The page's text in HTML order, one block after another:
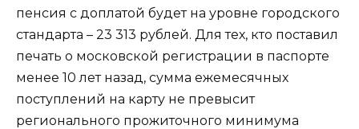
пенсия с доплатой будет на уровне городского
стандарта – 23 313 рублей. Для тех, кто поставил
печать о московской регистрации в паспорте
менее 10 лет назад, сумма ежемесячных
поступлений на карту не превысит
регионального прожиточного минимума